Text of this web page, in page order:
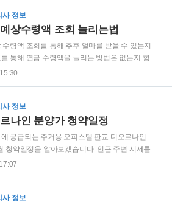
3정거장에 위치하여 강남 및 분당으로 진입이
. 자가용으로 출퇴근 시 성남이천로, 중부고속
이 가능하여 교통입지는 매우 훌륭합니다. 뿐만
근에는 초월중학교, 도곡초등학교 등이 도보로
, 백마산, 곤지암천 등 주변과 조화를 이룬 퓨어
가든 등 힐링공간 등이 잘 조성되어..
사 정보
상수령액 조회 늘리는법
수령액 조회를 통해 추후 얼마를 받을 수 있는지
통해 연금 수령액을 늘리는 방법은 없는지 함
다. 국민연금이란 대한민국 국민이 질병, 사고,
서 매월 일정금액을 지급하는 사회보장제도를
본격적으로 지금까지 납부한 나의 연금이 얼마
방문하여 예상연금계산기에서 '기본정보입력',
크레딧 대상 입력 총세가지만 입력하면 나의 국
조회 확인할 수 있습니다. 국민연금 수령액 계
국민연금 최초 가입년월 및 소득 시작..
사 정보
나인 분양가 청약일정
공급되는 주거용 오피스텔 판교 디오르나인
청약일정을 알아보겠습니다. 인근 주변 시세를
교벨리자이 3단지는 호가 12억 ~ 14억원, 판
습니다. 주변시세를 비춰볼 때 판교 디오르나
사 정보